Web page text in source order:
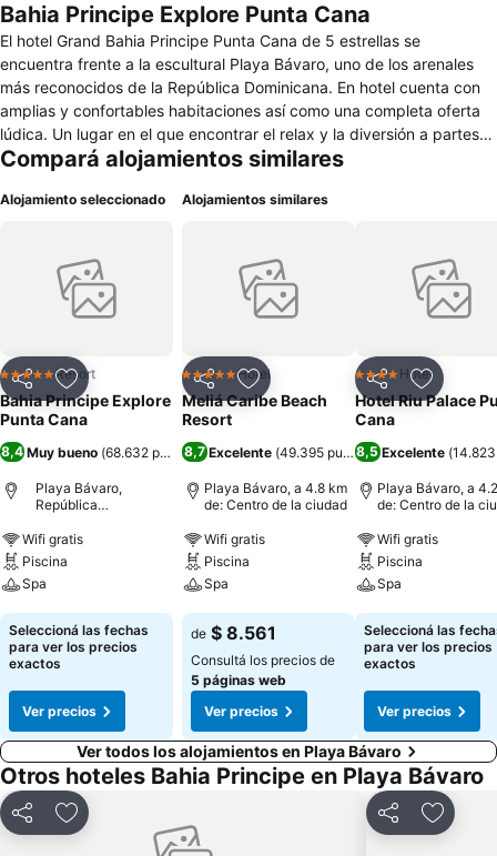
Bahia Principe Explore Punta Cana
El hotel Grand Bahia Principe Punta Cana de 5 estrellas se
encuentra frente a la escultural Playa Bávaro, uno de los arenales
más reconocidos de la República Dominicana. En hotel cuenta con
amplias y confortables habitaciones así como una completa oferta
lúdica. Un lugar en el que encontrar el relax y la diversión a partes
iguales.
Compará alojamientos similares
Alojamiento seleccionado
CompartirAñadir a favoritos
5 EstrellasResort
Bahia Principe Explore
Punta Cana
8,4 Muy bueno (68.632 puntuaciones)
Playa Bávaro,
República
Wifi gratis
Piscina
Spa
Ver precios
Seleccioná las fechas
para ver los precios
exactos
Ver precios
Alojamientos similares
CompartirAñadir a favoritos
5 EstrellasHotel
Meliá Caribe Beach
Resort
8,7 Excelente (49.395 puntuaciones)
Playa Bávaro, a 4.8 km
de: Centro de la ciudad
Wifi gratis
Piscina
Spa
Ver precios
de $ 8.561
Consultá los precios de
5 páginas web
Ver precios
CompartirAñadir
4 EstrellasHotel
Hotel Riu Palace
Cana
8,5 Excelente (
Playa Bávaro, a
de: Centro de la
Wifi gratis
Piscina
Spa
Ver precios
Seleccioná las
para ver los precios
exactos
Ver precios
Ver todos los alojamientos en Playa Bávaro
Otros hoteles Bahia Principe en Playa Bávaro
CompartirAñadir a favoritos CompartirAñadir